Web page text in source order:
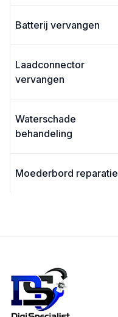
Batterij vervangen
Laadconnector
vervangen
Waterschade
behandeling
Moederbord reparatie